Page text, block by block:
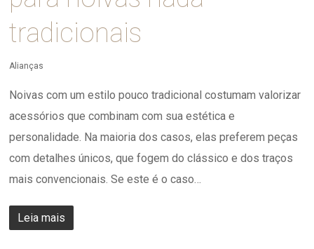
tradicionais
Alianças
Noivas com um estilo pouco tradicional costumam valorizar
acessórios que combinam com sua estética e
personalidade. Na maioria dos casos, elas preferem peças
com detalhes únicos, que fogem do clássico e dos traços
mais convencionais. Se este é o caso…
Leia mais